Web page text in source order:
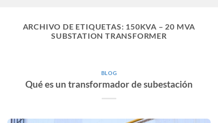
ARCHIVO DE ETIQUETAS: 150KVA – 20 MVA
SUBSTATION TRANSFORMER​
BLOG
Qué es un transformador de subestación